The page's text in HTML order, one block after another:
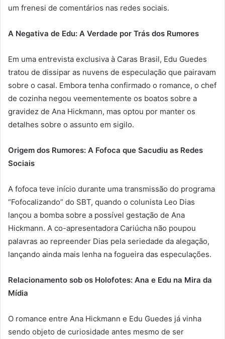
um frenesi de comentários nas redes sociais.
A Negativa de Edu: A Verdade por Trás dos Rumores
Em uma entrevista exclusiva à Caras Brasil, Edu Guedes
tratou de dissipar as nuvens de especulação que pairavam
sobre o casal. Embora tenha confirmado o romance, o chef
de cozinha negou veementemente os boatos sobre a
gravidez de Ana Hickmann, mas optou por manter os
detalhes sobre o assunto em sigilo.
Origem dos Rumores: A Fofoca que Sacudiu as Redes
Sociais
A fofoca teve início durante uma transmissão do programa
“Fofocalizando” do SBT, quando o colunista Leo Dias
lançou a bomba sobre a possível gestação de Ana
Hickmann. A co-apresentadora Cariúcha não poupou
palavras ao repreender Dias pela seriedade da alegação,
lançando ainda mais lenha na fogueira das especulações.
Relacionamento sob os Holofotes: Ana e Edu na Mira da
Mídia
O romance entre Ana Hickmann e Edu Guedes já vinha
sendo objeto de curiosidade antes mesmo de ser